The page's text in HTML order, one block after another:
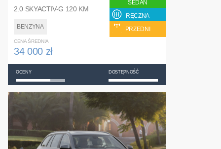
2.0 SKYACTIV-G 120 KM
BENZYNA
SEDAN
RĘCZNA
PRZEDNI
CENA ŚREDNIA
34 000 zł
OCENY DOSTĘPNOŚĆ